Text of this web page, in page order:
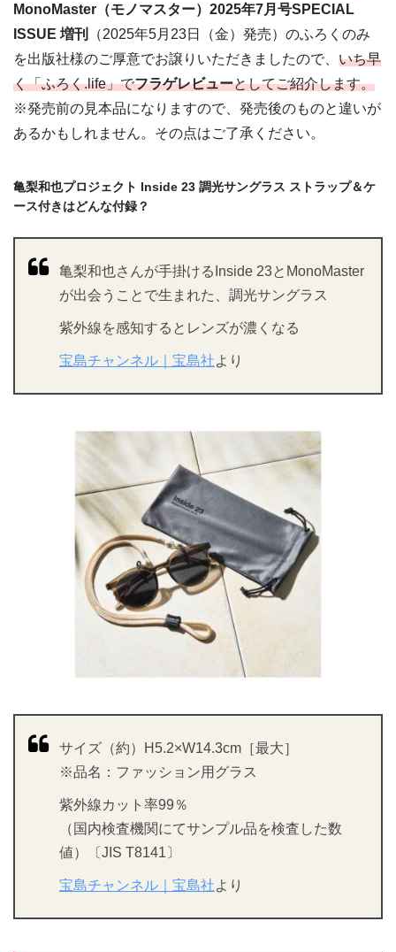
MonoMaster（モノマスター）2025年7月号SPECIAL
ISSUE 増刊
（2025年5月23日（金）発売）のふろくのみ
を出版社様のご厚意でお譲りいただきましたので、 いち早
く「ふろく.life」でフラゲレビューとしてご紹介します。
※発売前の見本品になりますので、発売後のものと違いが
あるかもしれません。その点はご了承ください。
亀梨和也プロジェクト Inside 23 調光サングラス ストラップ＆ケ
ース付きはどんな付録？
亀梨和也さんが手掛けるInside 23とMonoMaster
が出会うことで生まれた、調光サングラス
紫外線を感知するとレンズが濃くなる
宝島チャンネル｜宝島社より
サイズ（約）H5.2×W14.3cm［最大］
※品名：ファッション用グラス
紫外線カット率99％
（国内検査機関にてサンプル品を検査した数
値）〔JIS T8141〕
宝島チャンネル｜宝島社より